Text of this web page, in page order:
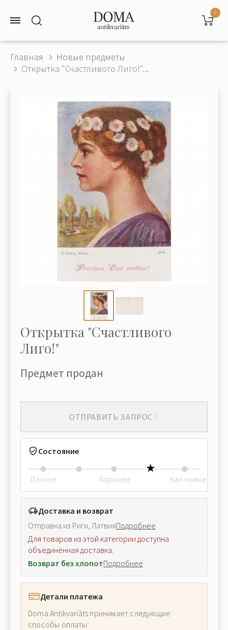
0
Главная
Новые предметы
Открытка "Счастливого Лиго!"...
Открытка "Счастливого
Лиго!"
Предмет продан
ОТПРАВИТЬ ЗАПРОС
Состояние
Плохое Хорошее Как новое
Доставка и возврат
Отправка из Риги, ЛатвияПодробнее
Для товаров из этой категории доступна
объединённая доставка.
Возврат без хлопотПодробнее
Детали платежа
Doma Antikvariāts принимает следующие
способы оплаты: